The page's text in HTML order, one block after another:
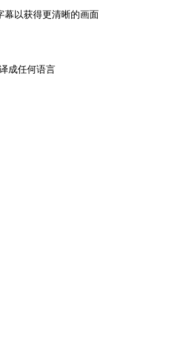
幕以获得更清晰的画面
成任何语言